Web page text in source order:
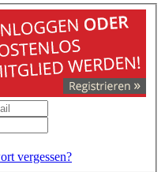
vergessen?